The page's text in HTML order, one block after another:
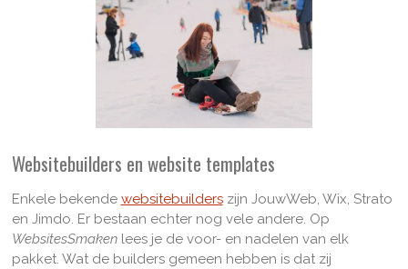
Websitebuilders en website templates
Enkele bekende websitebuilderszijn JouwWeb, Wix, Strato
en Jimdo. Er bestaan echter nog vele andere. Op
WebsitesSmakenlees je de voor- en nadelen van elk
pakket. Wat de builders gemeen hebben is dat zij